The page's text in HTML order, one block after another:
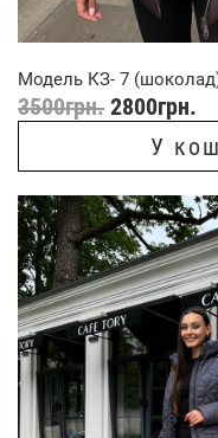
Модель КЗ- 7
3500грн. 2800грн.
У